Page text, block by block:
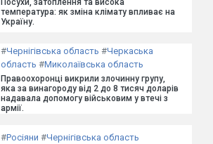
температура: як зміна клімату впливає на
Україну.
#Чернігівська область #Черкаська
область #Миколаївська область
Правоохоронці викрили злочинну групу,
яка за винагороду від 2 до 8 тисяч доларів
надавала допомогу військовим у втечі з
армії.
#Росіяни #Чернігівська область